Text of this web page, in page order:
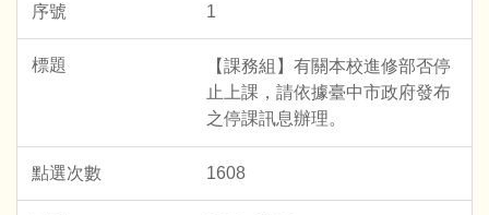
1
【課務組】有關本校進修部否停
止上課，請依據臺中市政府發布
之停課訊息辦理。
1608